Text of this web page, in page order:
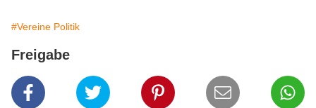
#Vereine Politik
Freigabe